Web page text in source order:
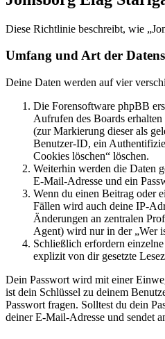
Diese Richtlinie beschreibt, wie
Umfang und Art der
Deine Daten werden auf vier
Die Forensoftware phpBB
Aufrufen des Boards
(zur Markierung dieser als
Benutzer-ID, ein
Cookies löschen“ löschen.
Weiterhin werden die Daten
E-Mail-Adresse und ein
Wenn du einen Beitrag oder
Fällen wird auch deine IP-
Änderungen an zentralen
Agent) wird nur in der „Wer
Schließlich erfordern
explizit von dir gesetzte
Dein Passwort wird mit einer
ist dein Schlüssel zu deinem
Passwort fragen. Solltest du dein
deiner E-Mail-Adresse und sendet